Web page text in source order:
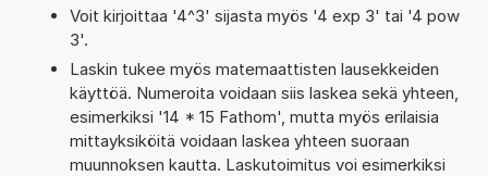
Voit kirjoittaa '4^3' sijasta myös '4 exp 3' tai '4 pow
3'.
Laskin tukee myös matemaattisten lausekkeiden
käyttöä. Numeroita voidaan siis laskea sekä yhteen,
esimerkiksi '14 * 15 Fathom', mutta myös erilaisia
mittayksiköitä voidaan laskea yhteen suoraan
muunnoksen kautta. Laskutoimitus voi esimerkiksi